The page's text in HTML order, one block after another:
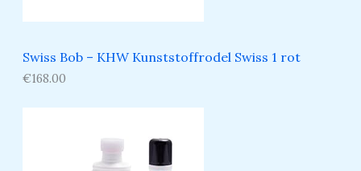
Swiss Bob – KHW Kunststoffrodel Swiss 1 rot
€168.00